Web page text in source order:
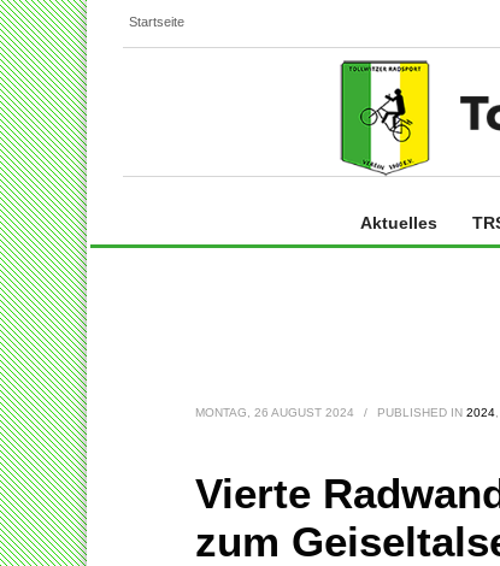
Startseite
Aktuelles
MONTAG, 26 AUGUST 2024 / PUBLISHED IN 2024
Vierte
zum